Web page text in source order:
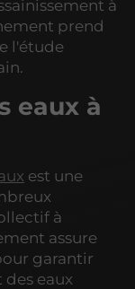
à
prend
l'étude
eaux à
est une
à
assure
garantir
eaux